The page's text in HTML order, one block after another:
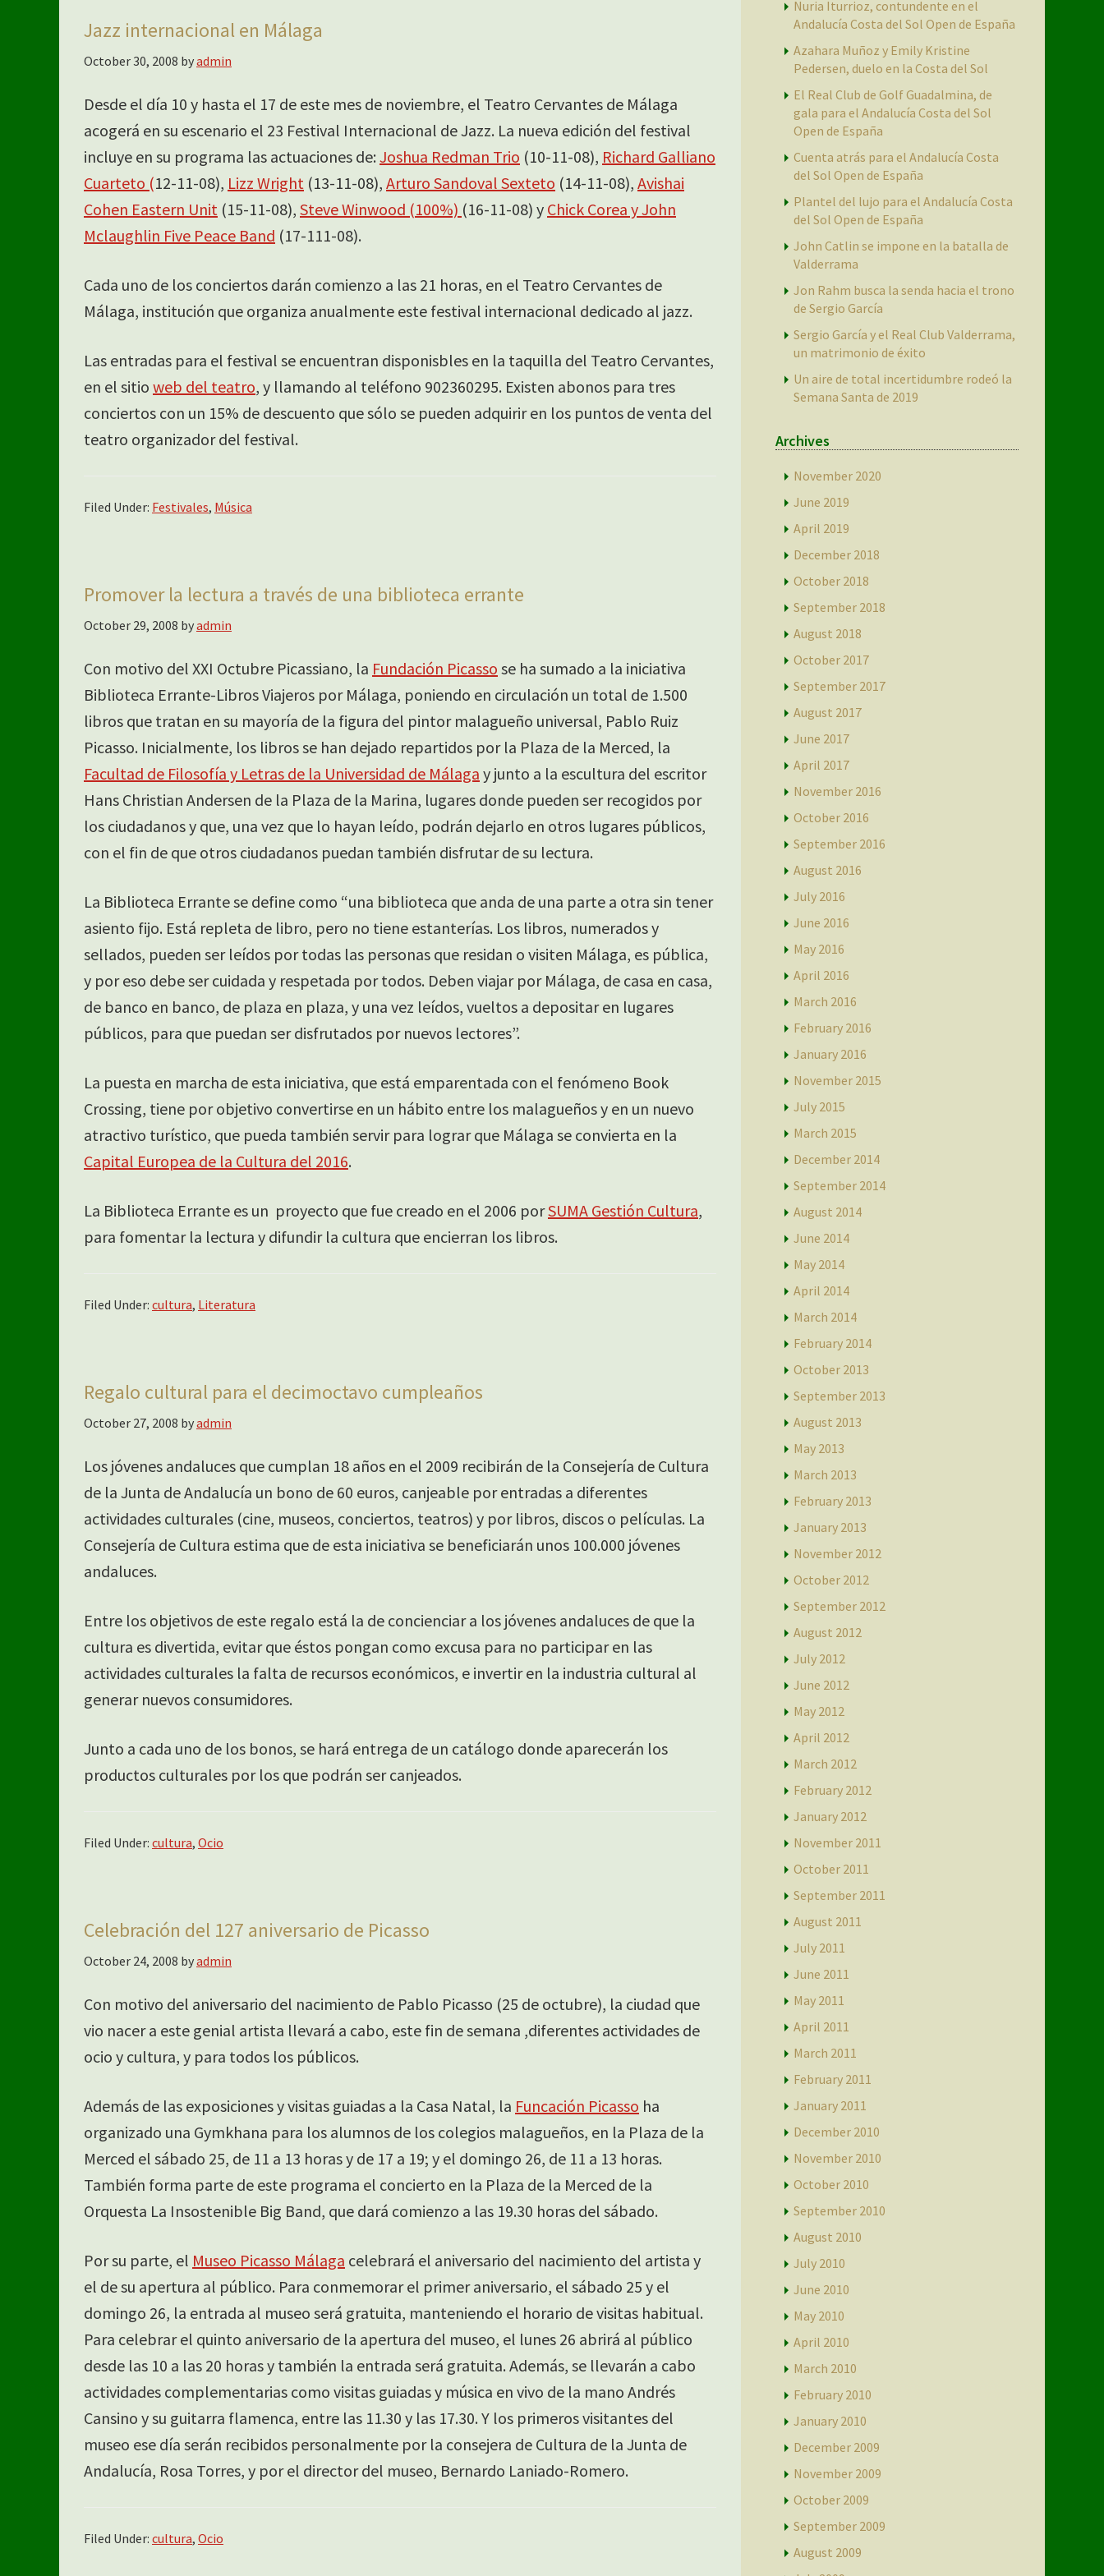
Jazz internacional en Málaga
October 30, 2008 byadmin
Desde el día 10 y hasta el 17 de este mes de noviembre, el Teatro Cervantes de Málaga
acogerá en su escenario el 23 Festival Internacional de Jazz. La nueva edición del festival
incluye en su programa las actuaciones de: Joshua Redman Trio (10-11-08), Richard Galliano
Cuarteto (12-11-08), Lizz Wright (13-11-08), Arturo Sandoval Sexteto (14-11-08), Avishai
Cohen Eastern Unit (15-11-08), Steve Winwood (100%) (16-11-08) y Chick Corea y John
Mclaughlin Five Peace Band (17-111-08).
Cada uno de los conciertos darán comienzo a las 21 horas, en el Teatro Cervantes de
Málaga, institución que organiza anualmente este festival internacional dedicado al jazz.
Las entradas para el festival se encuentran disponisbles en la taquilla del Teatro Cervantes,
en el sitio web del teatro, y llamando al teléfono 902360295. Existen abonos para tres
conciertos con un 15% de descuento que sólo se pueden adquirir en los puntos de venta del
teatro organizador del festival.
Filed Under: Festivales, Música
Promover la lectura a través de una biblioteca errante
October 29, 2008 byadmin
Con motivo del XXI Octubre Picassiano, la Fundación Picasso se ha sumado a la iniciativa
Biblioteca Errante-Libros Viajeros por Málaga, poniendo en circulación un total de 1.500
libros que tratan en su mayoría de la figura del pintor malagueño universal, Pablo Ruiz
Picasso. Inicialmente, los libros se han dejado repartidos por la Plaza de la Merced, la
Facultad de Filosofía y Letras de la Universidad de Málaga y junto a la escultura del escritor
Hans Christian Andersen de la Plaza de la Marina, lugares donde pueden ser recogidos por
los ciudadanos y que, una vez que lo hayan leído, podrán dejarlo en otros lugares públicos,
con el fin de que otros ciudadanos puedan también disfrutar de su lectura.
La Biblioteca Errante se define como “una biblioteca que anda de una parte a otra sin tener
asiento fijo. Está repleta de libro, pero no tiene estanterías. Los libros, numerados y
sellados, pueden ser leídos por todas las personas que residan o visiten Málaga, es pública,
y por eso debe ser cuidada y respetada por todos. Deben viajar por Málaga, de casa en casa,
de banco en banco, de plaza en plaza, y una vez leídos, vueltos a depositar en lugares
públicos, para que puedan ser disfrutados por nuevos lectores”.
La puesta en marcha de esta iniciativa, que está emparentada con el fenómeno Book
Crossing, tiene por objetivo convertirse en un hábito entre los malagueños y en un nuevo
atractivo turístico, que pueda también servir para lograr que Málaga se convierta en la
Capital Europea de la Cultura del 2016.
La Biblioteca Errante es un proyecto que fue creado en el 2006 porSUMA Gestión Cultura,
para fomentar la lectura y difundir la cultura que encierran los libros.
Filed Under: cultura, Literatura
Regalo cultural para el decimoctavo cumpleaños
October 27, 2008 byadmin
Los jóvenes andaluces que cumplan 18 años en el 2009 recibirán de la Consejería de Cultura
de la Junta de Andalucía un bono de 60 euros, canjeable por entradas a diferentes
actividades culturales (cine, museos, conciertos, teatros) y por libros, discos o películas. La
Consejería de Cultura estima que de esta iniciativa se beneficiarán unos 100.000 jóvenes
andaluces.
Entre los objetivos de este regalo está la de concienciar a los jóvenes andaluces de que la
cultura es divertida, evitar que éstos pongan como excusa para no participar en las
actividades culturales la falta de recursos económicos, e invertir en la industria cultural al
generar nuevos consumidores.
Junto a cada uno de los bonos, se hará entrega de un catálogo donde aparecerán los
productos culturales por los que podrán ser canjeados.
Filed Under: cultura, Ocio
Celebración del 127 aniversario de Picasso
October 24, 2008 byadmin
Con motivo del aniversario del nacimiento de Pablo Picasso (25 de octubre), la ciudad que
vio nacer a este genial artista llevará a cabo, este fin de semana ,diferentes actividades de
ocio y cultura, y para todos los públicos.
Además de las exposiciones y visitas guiadas a la Casa Natal, la Funcación Picasso ha
organizado una Gymkhana para los alumnos de los colegios malagueños, en la Plaza de la
Merced el sábado 25, de 11 a 13 horas y de 17 a 19; y el domingo 26, de 11 a 13 horas.
También forma parte de este programa el concierto en la Plaza de la Merced de la
Orquesta La Insostenible Big Band, que dará comienzo a las 19.30 horas del sábado.
Por su parte, el Museo Picasso Málaga celebrará el aniversario del nacimiento del artista y
el de su apertura al público. Para conmemorar el primer aniversario, el sábado 25 y el
domingo 26, la entrada al museo será gratuita, manteniendo el horario de visitas habitual.
Para celebrar el quinto aniversario de la apertura del museo, el lunes 26 abrirá al público
desde las 10 a las 20 horas y también la entrada será gratuita. Además, se llevarán a cabo
actividades complementarias como visitas guiadas y música en vivo de la mano Andrés
Cansino y su guitarra flamenca, entre las 11.30 y las 17.30. Y los primeros visitantes del
museo ese día serán recibidos personalmente por la consejera de Cultura de la Junta de
Andalucía, Rosa Torres, y por el director del museo, Bernardo Laniado-Romero.
Filed Under: cultura, Ocio
Nuria Iturrioz, contundente en el
Andalucía Costa del Sol Open de España
Azahara Muñoz y Emily Kristine
Pedersen, duelo en la Costa del Sol
El Real Club de Golf Guadalmina, de
gala para el Andalucía Costa del Sol
Open de España
Cuenta atrás para el Andalucía Costa
del Sol Open de España
Plantel del lujo para el Andalucía Costa
del Sol Open de España
John Catlin se impone en la batalla de
Valderrama
Jon Rahm busca la senda hacia el trono
de Sergio García
Sergio García y el Real Club Valderrama,
un matrimonio de éxito
Un aire de total incertidumbre rodeó la
Semana Santa de 2019
Archives
November 2020
June 2019
April 2019
December 2018
October 2018
September 2018
August 2018
October 2017
September 2017
August 2017
June 2017
April 2017
November 2016
October 2016
September 2016
August 2016
July 2016
June 2016
May 2016
April 2016
March 2016
February 2016
January 2016
November 2015
July 2015
March 2015
December 2014
September 2014
August 2014
June 2014
May 2014
April 2014
March 2014
February 2014
October 2013
September 2013
August 2013
May 2013
March 2013
February 2013
January 2013
November 2012
October 2012
September 2012
August 2012
July 2012
June 2012
May 2012
April 2012
March 2012
February 2012
January 2012
November 2011
October 2011
September 2011
August 2011
July 2011
June 2011
May 2011
April 2011
March 2011
February 2011
January 2011
December 2010
November 2010
October 2010
September 2010
August 2010
July 2010
June 2010
May 2010
April 2010
March 2010
February 2010
January 2010
December 2009
November 2009
October 2009
September 2009
August 2009